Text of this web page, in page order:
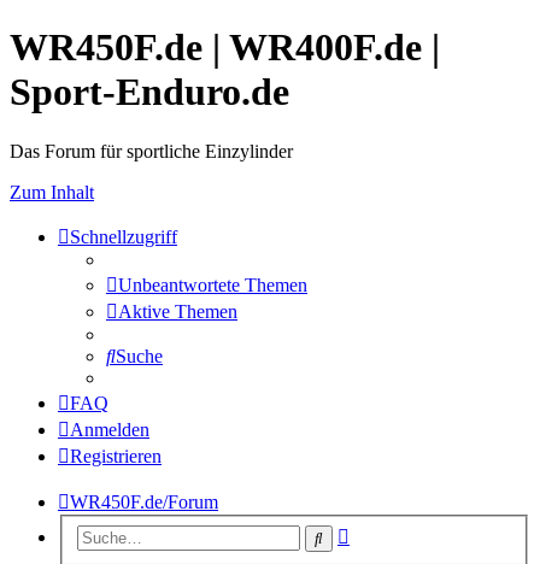
WR450F.de | WR400F.de |
Sport-Enduro.de
Das Forum für sportliche Einzylinder
Zum Inhalt
Schnellzugriff
Unbeantwortete Themen
Aktive Themen
Suche
FAQ
Anmelden
Registrieren
WR450F.de/Forum
Suche